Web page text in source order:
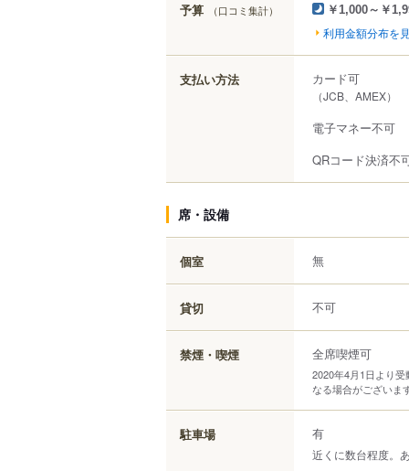
予算 （口コミ集計） ￥1,000～￥
利用金額分布を
支払い方法 カード可
（JCB、AMEX）
電子マネー不可
QRコード決済不
席・設備
個室 無
貸切 不可
禁煙・喫煙 全席喫煙可
2020年4月1日より
なる場合がございま
駐車場 有
近くに数台程度。